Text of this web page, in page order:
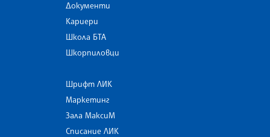
Документи
Кариери
Школа БТА
Шкорпиловци
Шрифт ЛИК
Маркетинг
Зала МаксиМ
Списание ЛИК